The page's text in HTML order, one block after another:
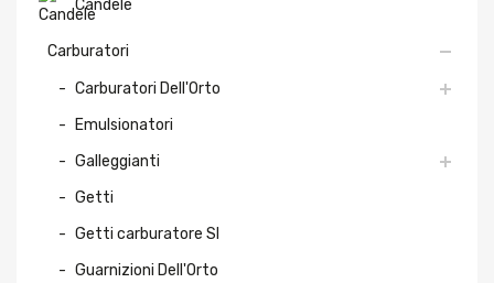
Candele
Carburatori
Carburatori Dell'Orto
Emulsionatori
Galleggianti
Getti
Getti carburatore SI
Guarnizioni Dell'Orto